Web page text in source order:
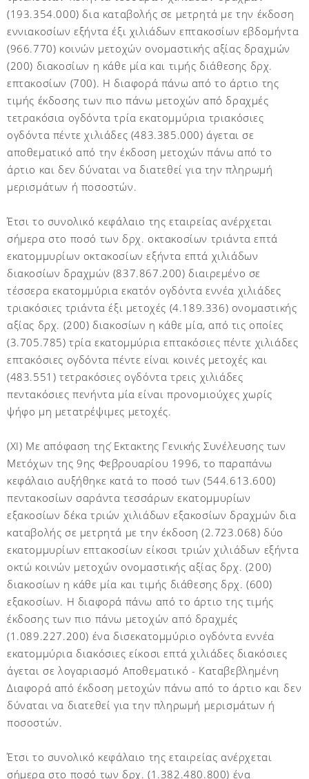
(193.354.000) δια καταβολής σε μετρητά με την έκδοση
εννιακοσίων εξήντα έξι χιλιάδων επτακοσίων εβδομήντα
(966.770) κοινών μετοχών ονομαστικής αξίας δραχμών
(200) διακοσίων η κάθε μία και τιμής διάθεσης δρχ.
επτακοσίων (700). Η διαφορά πάνω από το άρτιο της
τιμής έκδοσης των πιο πάνω μετοχών από δραχμές
τετρακόσια ογδόντα τρία εκατομμύρια τριακόσιες
ογδόντα πέντε χιλιάδες (483.385.000) άγεται σε
αποθεματικό από την έκδοση μετοχών πάνω από το
άρτιο και δεν δύναται να διατεθεί για την πληρωμή
μερισμάτων ή ποσοστών.
Έτσι το συνολικό κεφάλαιο της εταιρείας ανέρχεται
σήμερα στο ποσό των δρχ. οκτακοσίων τριάντα επτά
εκατομμυρίων οκτακοσίων εξήντα επτά χιλιάδων
διακοσίων δραχμών (837.867.200) διαιρεμένο σε
τέσσερα εκατομμύρια εκατόν ογδόντα εννέα χιλιάδες
τριακόσιες τριάντα έξι μετοχές (4.189.336) ονομαστικής
αξίας δρχ. (200) διακοσίων η κάθε μία, από τις οποίες
(3.705.785) τρία εκατομμύρια επτακόσιες πέντε χιλιάδες
επτακόσιες ογδόντα πέντε είναι κοινές μετοχές και
(483.551) τετρακόσιες ογδόντα τρεις χιλιάδες
πεντακόσιες πενήντα μία είναι προνομιούχες χωρίς
ψήφο μη μετατρέψιμες μετοχές.
(XI) Με απόφαση της ́Εκτακτης Γενικής Συνέλευσης των
Μετόχων της 9ης Φεβρουαρίου 1996, το παραπάνω
κεφάλαιο αυξήθηκε κατά το ποσό των (544.613.600)
πεντακοσίων σαράντα τεσσάρων εκατομμυρίων
εξακοσίων δέκα τριών χιλιάδων εξακοσίων δραχμών δια
καταβολής σε μετρητά με την έκδοση (2.723.068) δύο
εκατομμυρίων επτακοσίων είκοσι τριών χιλιάδων εξήντα
οκτώ κοινών μετοχών ονομαστικής αξίας δρχ. (200)
διακοσίων η κάθε μία και τιμής διάθεσης δρχ. (600)
εξακοσίων. Η διαφορά πάνω από το άρτιο της τιμής
έκδοσης των πιο πάνω μετοχών από δραχμές
(1.089.227.200) ένα δισεκατομμύριο ογδόντα εννέα
εκατομμύρια διακόσιες είκοσι επτά χιλιάδες διακόσιες
άγεται σε λογαριασμό Αποθεματικό - Καταβεβλημένη
Διαφορά από έκδοση μετοχών πάνω από το άρτιο και δεν
δύναται να διατεθεί για την πληρωμή μερισμάτων ή
ποσοστών.
Έτσι το συνολικό κεφάλαιο της εταιρείας ανέρχεται
σήμερα στο ποσό των δρχ. (1.382.480.800) ένα